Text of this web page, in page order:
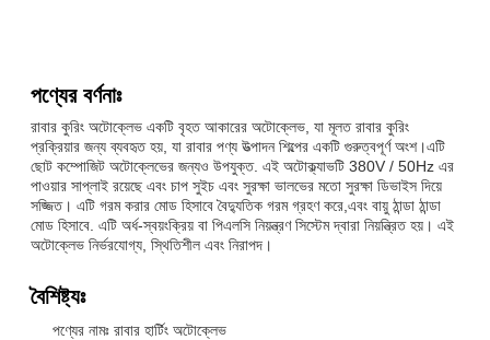
পণ্যের বর্ণনাঃ
রাবার কুরিং অটোক্লেভ একটি বৃহত আকারের অটোক্লেভ, যা মূলত রাবার কুরিং
প্রক্রিয়ার জন্য ব্যবহৃত হয়, যা রাবার পণ্য উত্পাদন শিল্পের একটি গুরুত্বপূর্ণ অংশ।এটি
ছোট কম্পোজিট অটোক্লেভের জন্যও উপযুক্ত. এই অটোক্ল্যাভটি 380V / 50Hz এর
পাওয়ার সাপ্লাই রয়েছে এবং চাপ সুইচ এবং সুরক্ষা ভালভের মতো সুরক্ষা ডিভাইস দিয়ে
সজ্জিত। এটি গরম করার মোড হিসাবে বৈদ্যুতিক গরম গ্রহণ করে,এবং বায়ু ঠান্ডা ঠান্ডা
মোড হিসাবে. এটি অর্ধ-স্বয়ংক্রিয় বা পিএলসি নিয়ন্ত্রণ সিস্টেম দ্বারা নিয়ন্ত্রিত হয়। এই
অটোক্লেভ নির্ভরযোগ্য, স্থিতিশীল এবং নিরাপদ।
বৈশিষ্ট্যঃ
পণ্যের নামঃ রাবার হার্টিং অটোক্লেভ